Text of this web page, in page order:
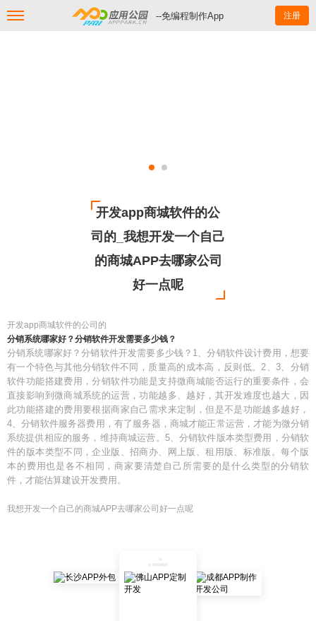
--免编程制作App 注册
开发app商城软件的公
司的_我想开发一个自己
的商城APP去哪家公司
好一点呢
开发app商城软件的公司的
分销系统哪家好？分销软件开发需要多少钱？
分销系统哪家好？分销软件开发需要多少钱？1、分销软件设计费用，想要
有一个特色与其他分销软件不同，质量高的成本高，反则低。2、3、分销
软件功能搭建费用，分销软件功能是支持微商城能否运行的重要条件，会
直接影响到微商城系统的运营，功能越多、越好，其开发难度也越大，因
此功能搭建的费用要根据商家自己需求来定制，但是不是功能越多越好，
4、分销软件服务器费用，有了服务器，商城才能正常运营，才能为微分销
系统提供相应的服务，维持商城运营。5、分销软件版本类型费用，分销软
件的版本类型不同，企业版、招商办、网上版、租用版、标准版。每个版
本的费用也是各不相同，商家要清楚自己所需要的是什么类型的分销软
件，才能估算建设开发费用。
我想开发一个自己的商城APP去哪家公司好一点呢